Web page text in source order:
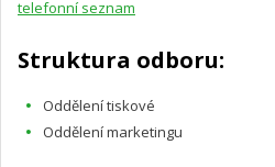
telefonní seznam
Struktura odboru:
Oddělení tiskové
Oddělení marketingu